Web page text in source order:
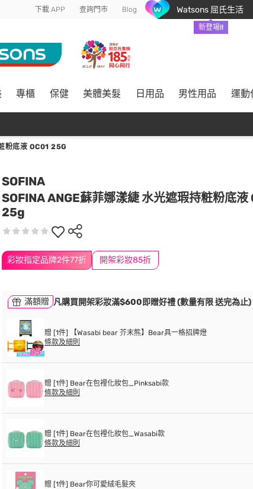
下載 APP 查詢門市 Blog Watsons 屈氏生活
新登場!!
專櫃 保健 美體美髮 日用品 男性用品 運動
粉底液 OC01 25G
SOFINA
SOFINA ANGE蘇菲娜漾緁 水光遮瑕持粧粉底液
25g
彩妝指定品牌2件77折 開架彩妝85折
滿額贈 凡購買開架彩妝滿$600即贈好禮 (數量有限 送完為止)
贈 [1件] 【Wasabi bear 芥末熊】Bear具一格招牌燈
條款及細則
贈 [1件] Bear在包裡化妝包_Pinksabi款
條款及細則
贈 [1件] Bear在包裡化妝包_Wasabi款
條款及細則
贈 [1件] Bear你可愛絨毛髮夾